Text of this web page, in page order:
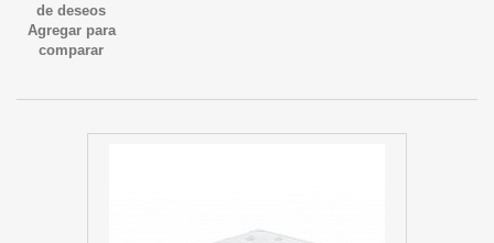
de deseos
Agregar para
comparar